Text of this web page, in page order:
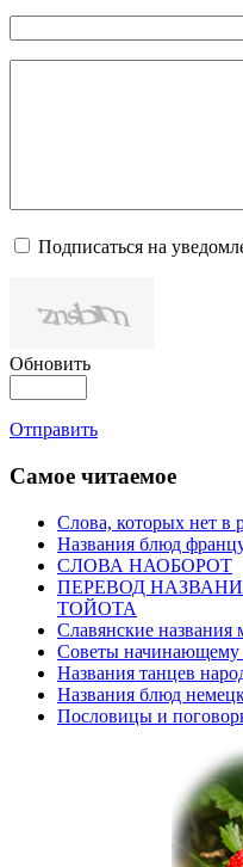
Подписаться на
Обновить
Отправить
Самое читаемое
Слова, которых нет в
Названия блюд
СЛОВА НАОБОРОТ
ПЕРЕВОД
ТОЙОТА
Славянские названия
Советы начинающему
Названия танцев
Названия блюд
Пословицы и